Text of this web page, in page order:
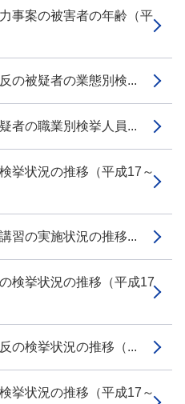
事案の被害者の年齢（平
の被疑者の業態別検...
者の職業別検挙人員...
挙状況の推移（平成17～
習の実施状況の推移...
検挙状況の推移（平成17
の検挙状況の推移（...
挙状況の推移（平成17～